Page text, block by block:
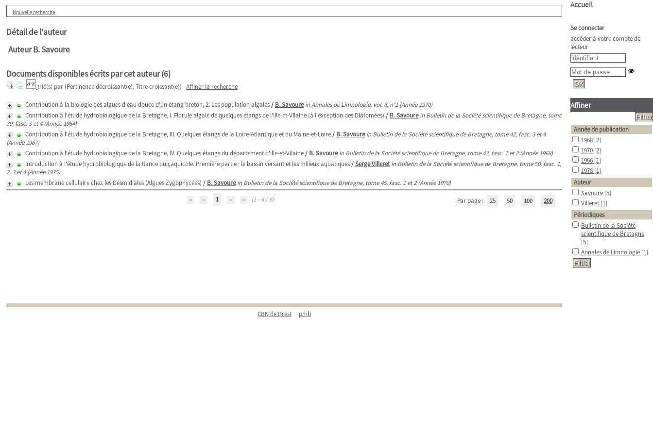
Nouvelle recherche
Détail de l'auteur
Auteur B. Savoure
Documents disponibles écrits par cet auteur (6)
trié(s) par (Pertinence décroissant(e), Titre croissant(e)) Affiner la recherche
Contribution à la biologie des algues d'eau douce d'un étang breton, 2. Les population algales/ B. Savoure in Annales de Limnologie, vol. 6, n°1 (Année 1970)
Contribution à l'étude hydrobiologique de la Bretagne, I. Florule algale de quelques étangs de l'Ille-et-Vilaine (à l'exception des Diatomées) / B. Savoure in Bulletin de la Société scientifique de Bretagne, tome
39, fasc. 3 et 4 (Année 1964)
Contribution à l'étude hydrobiologique de la Bretagne, III. Quelques étangs de la Loire-Atlantique et du Maine-et-Loire/ B. Savoure in Bulletin de la Société scientifique de Bretagne, tome 42, fasc. 3 et 4
(Année 1967)
Contribution à l'étude hydrobiologique de la Bretagne, IV. Quelques étangs du département d'Ille-et-Vilaine/ B. Savoure in Bulletin de la Société scientifique de Bretagne, tome 43, fasc. 1 et 2 (Année 1968)
Introduction à l'étude hydrobiologique de la Rance dulçaquicole. Première partie : le bassin versant et les milieux aquatiques/Serge Villeret in Bulletin de la Société scientifique de Bretagne, tome 50, fasc. 1,
2, 3 et 4 (Année 1975)
Les membrane cellulaire chez les Desmidiales (Algues Zygophycées) / B. Savoure in Bulletin de la Société scientifique de Bretagne, tome 45, fasc. 1 et 2 (Année 1970)
1
(1 - 6 / 6) Par page : 25 50 100 200
CBN de Brest pmb
Accueil
Se connecter
accéder à votre compte de
lecteur
Affiner
Année de publication
1968 [2]
1970 [2]
1966 [1]
1978 [1]
Auteur
Savoure [5]
Villeret [1]
Périodiques
Bulletin de la Société
scientifique de Bretagne
[5]
Annales de Limnologie [1]